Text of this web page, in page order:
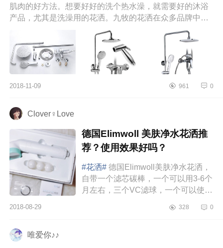
肌肉的好方法。想要好好的洗个热水澡，就需要好的沐浴
产品，尤其是洗澡用的花洒。九牧的花洒在众多品牌中是
2018-11-09 961 0
Clover♀Love
德国Elimwoll 美肤净水花洒推
荐？使用效果好吗？
#花洒# 德国Elimwoll美肤净水花洒，
自带一个滤芯碳棒，一个可以用3-6个
月左右，三个VC滤球，一个可以使用
用半年左右的时间。具体根据...
2018-08-29 328 0
唯爱你♪♪